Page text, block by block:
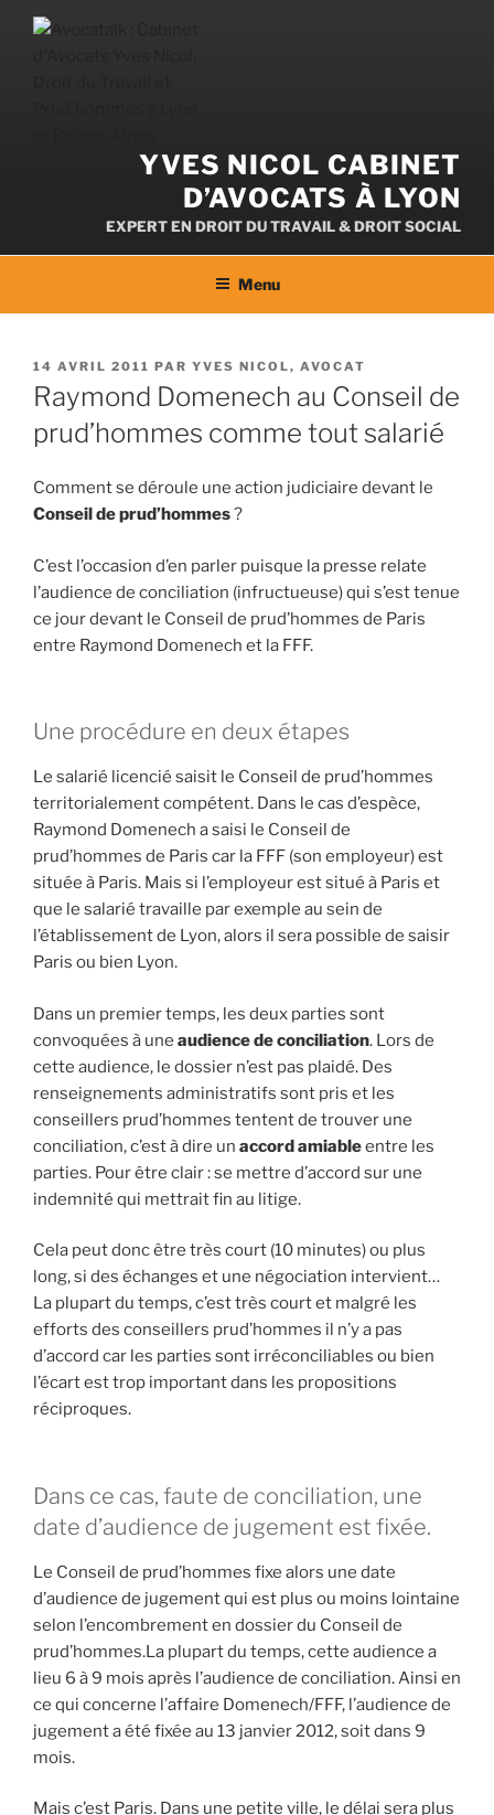
Aller
YVES NICOL CABINET
D’AVOCATS À LYON
EXPERT EN DROIT DU TRAVAIL & DROIT SOCIAL
Menu
PUBLIÉ
LE
14 AVRIL 2011 PAR YVES NICOL, AVOCAT
Raymond Domenech au Conseil de
prud’hommes comme tout salarié
Comment se déroule une action judiciaire devant le
Conseil de prud’hommes?
C’est l’occasion d’en parler puisque la presse relate
l’audience de conciliation (infructueuse) qui s’est tenue
ce jour devant le Conseil de prud’hommes de Paris
entre Raymond Domenech et la FFF.
Une procédure en deux étapes
Le salarié licencié saisit le Conseil de prud’hommes
territorialement compétent. Dans le cas d’espèce,
Raymond Domenech a saisi le Conseil de
prud’hommes de Paris car la FFF (son employeur) est
située à Paris. Mais si l’employeur est situé à Paris et
que le salarié travaille par exemple au sein de
l’établissement de Lyon, alors il sera possible de saisir
Paris ou bien Lyon.
Dans un premier temps, les deux parties sont
convoquées à une audience de conciliation. Lors de
cette audience, le dossier n’est pas plaidé. Des
renseignements administratifs sont pris et les
conseillers prud’hommes tentent de trouver une
conciliation, c’est à dire un accord amiableentre les
parties. Pour être clair : se mettre d’accord sur une
indemnité qui mettrait fin au litige.
Cela peut donc être très court (10 minutes) ou plus
long, si des échanges et une négociation intervient…
La plupart du temps, c’est très court et malgré les
efforts des conseillers prud’hommes il n’y a pas
d’accord car les parties sont irréconciliables ou bien
l’écart est trop important dans les propositions
réciproques.
Dans ce cas, faute de conciliation, une
date d’audience de jugement est fixée.
Le Conseil de prud’hommes fixe alors une date
d’audience de jugement qui est plus ou moins lointaine
selon l’encombrement en dossier du Conseil de
prud’hommes.La plupart du temps, cette audience a
lieu 6 à 9 mois après l’audience de conciliation. Ainsi en
ce qui concerne l’affaire Domenech/FFF, l’audience de
jugement a été fixée au 13 janvier 2012, soit dans 9
mois.
Mais c’est Paris. Dans une petite ville, le délai sera plus